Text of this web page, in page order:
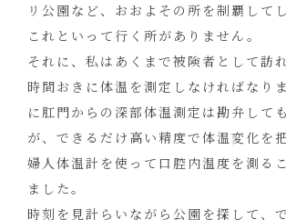
リ公園など、おおよその所を制覇して
これといって行く所がありません。
それに、私はあくまで被険者として訪
時間おきに体温を測定しなければなり
に肛門からの深部体温測定は勘弁して
が、できるだけ高い精度で体温変化を
婦人体温計を使って口腔内温度を測る
ました。
時刻を見計らいながら公園を探して、